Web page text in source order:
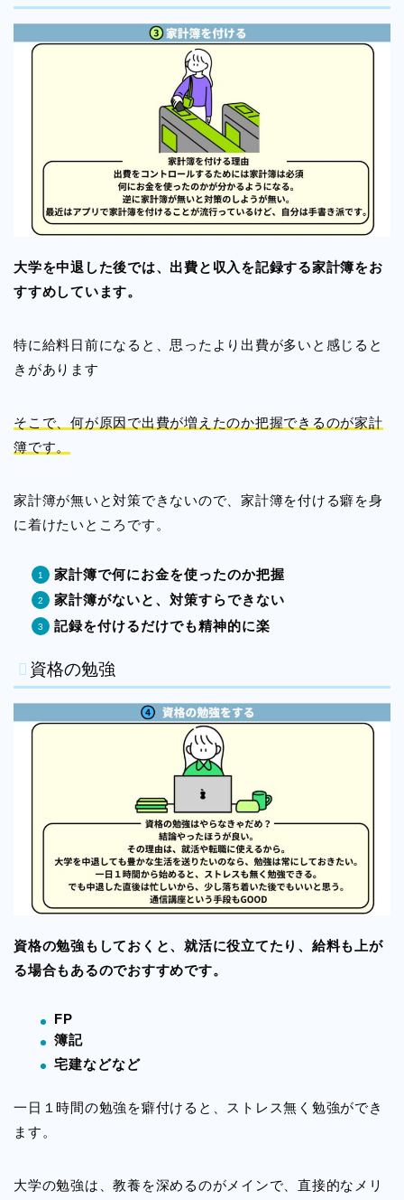
大学を中退した後では、出費と収入を記録する家計簿をお
すすめしています。
特に給料日前になると、思ったより出費が多いと感じると
きがあります
そこで、何が原因で出費が増えたのか把握できるのが家計
簿です。
家計簿が無いと対策できないので、家計簿を付ける癖を身
に着けたいところです。
家計簿で何にお金を使ったのか把握
家計簿がないと、対策すらできない
記録を付けるだけでも精神的に楽
資格の勉強
資格の勉強もしておくと、就活に役立てたり、給料も上が
る場合もあるのでおすすめです。
FP
簿記
宅建などなど
一日１時間の勉強を癖付けると、ストレス無く勉強ができ
ます。
大学の勉強は、教養を深めるのがメインで、直接的なメリ